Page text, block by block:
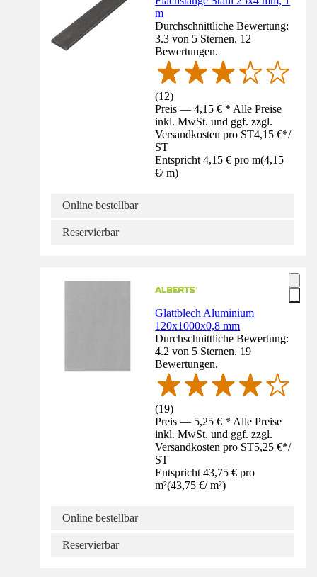
m
Durchschnittliche Bewertung:
3.3 von 5 Sternen. 12
Bewertungen.
(12)
Preis — 4,15 € * Alle Preise
inkl. MwSt. und ggf. zzgl.
Versandkosten pro ST4,15 €*/
ST
Entspricht 4,15 € pro m(4,15
€/ m)
Online bestellbar
Reservierbar
Glattblech Aluminium
120x1000x0,8 mm
Durchschnittliche Bewertung:
4.2 von 5 Sternen. 19
Bewertungen.
(19)
Preis — 5,25 € * Alle Preise
inkl. MwSt. und ggf. zzgl.
Versandkosten pro ST5,25 €*/
ST
Entspricht 43,75 € pro
m²(43,75 €/ m²)
Online bestellbar
Reservierbar